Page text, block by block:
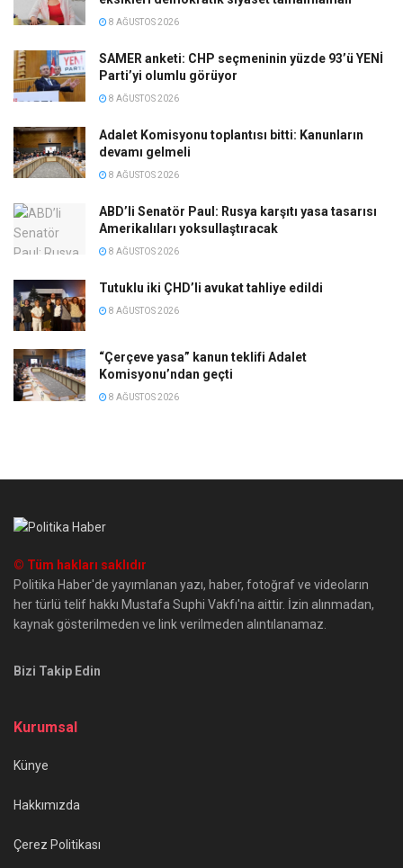
8 AĞUSTOS 2026
SAMER anketi: CHP seçmeninin yüzde 93’ü YENİ
Parti’yi olumlu görüyor
8 AĞUSTOS 2026
Adalet Komisyonu toplantısı bitti: Kanunların
devamı gelmeli
8 AĞUSTOS 2026
ABD’li Senatör Paul: Rusya karşıtı yasa tasarısı
Amerikalıları yoksullaştıracak
8 AĞUSTOS 2026
Tutuklu iki ÇHD’li avukat tahliye edildi
8 AĞUSTOS 2026
“Çerçeve yasa” kanun teklifi Adalet
Komisyonu’ndan geçti
8 AĞUSTOS 2026
© Tüm hakları saklıdır
Politika Haber'de yayımlanan yazı, haber, fotoğraf ve videoların
her türlü telif hakkı Mustafa Suphi Vakfı'na aittir. İzin alınmadan,
kaynak gösterilmeden ve link verilmeden alıntılanamaz.
Bizi Takip Edin
Kurumsal
Künye
Hakkımızda
Çerez Politikası